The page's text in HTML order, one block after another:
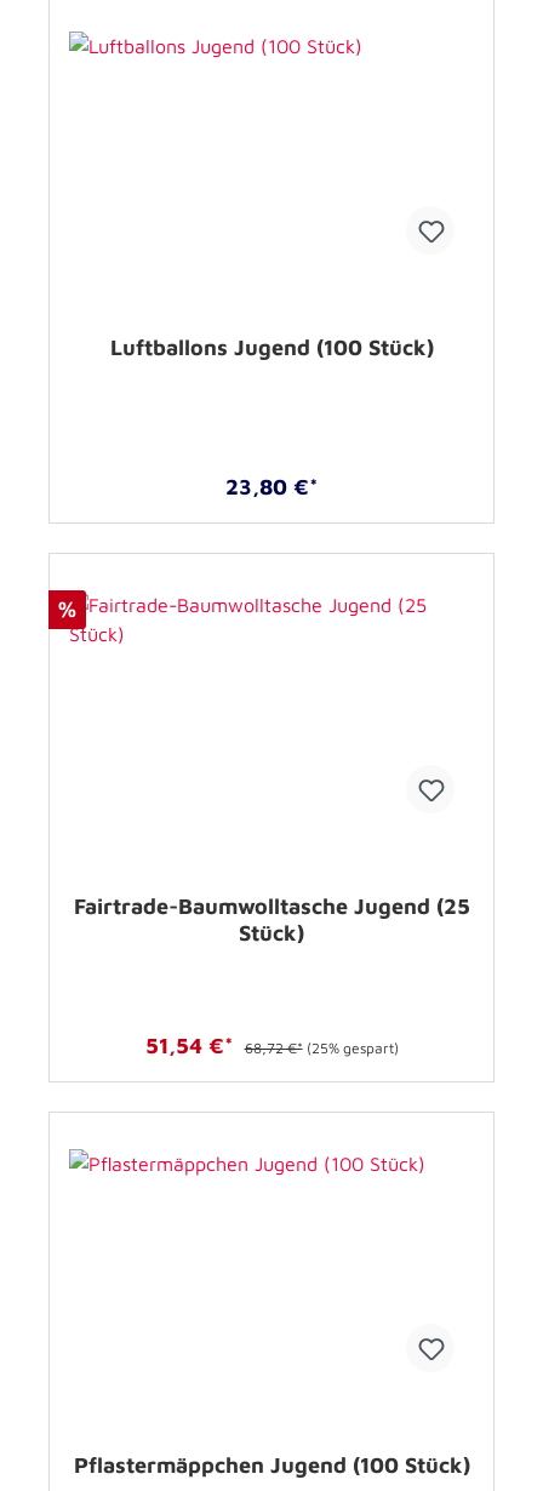
Luftballons Jugend (100 Stück)
23,80 €*
%
Fairtrade-Baumwolltasche Jugend (25
Stück)
51,54 €* 68,72 €* (25% gespart)
Pflastermäppchen Jugend (100 Stück)